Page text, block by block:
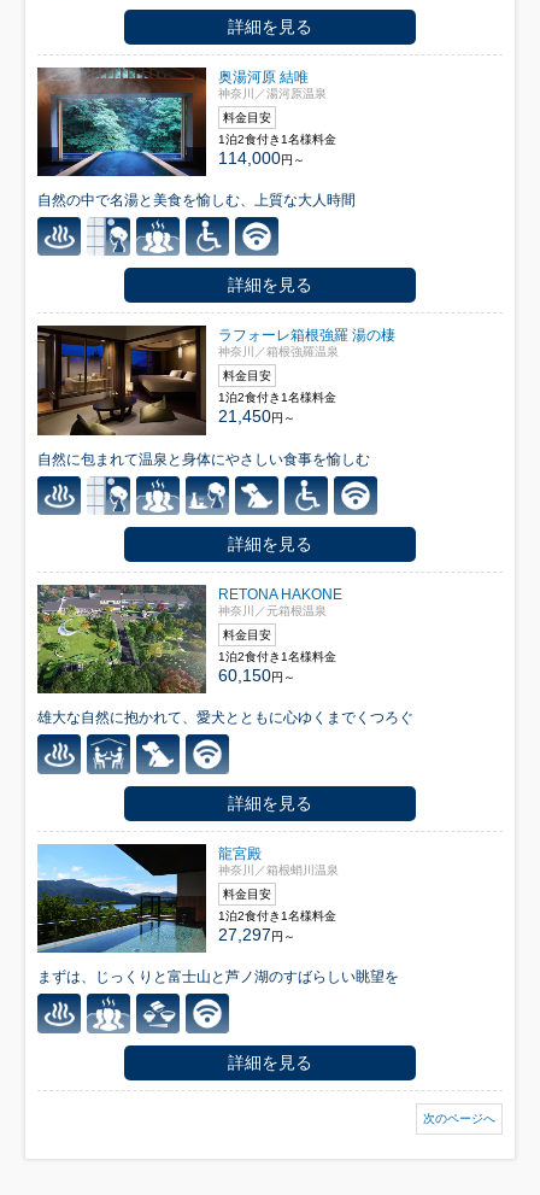
詳細を見る
奥湯河原 結唯
神奈川／湯河原温泉
料金目安
1泊2食付き1名様料金
114,000円～
自然の中で名湯と美食を愉しむ、上質な大人時間
詳細を見る
ラフォーレ箱根強羅 湯の棲
神奈川／箱根強羅温泉
料金目安
1泊2食付き1名様料金
21,450円～
自然に包まれて温泉と身体にやさしい食事を愉しむ
詳細を見る
RETONA HAKONE
神奈川／元箱根温泉
料金目安
1泊2食付き1名様料金
60,150円～
雄大な自然に抱かれて、愛犬とともに心ゆくまでくつろぐ
詳細を見る
龍宮殿
神奈川／箱根蛸川温泉
料金目安
1泊2食付き1名様料金
27,297円～
まずは、じっくりと富士山と芦ノ湖のすばらしい眺望を
詳細を見る
次のページへ